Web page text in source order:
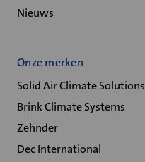
Nieuws
Onze merken
Solid Air Climate Solutions
Brink Climate Systems
Zehnder
Dec International